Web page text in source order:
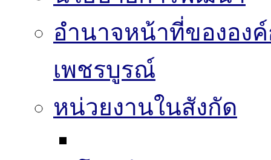
อำนาจหน้าที่ขององ
เพชรบูรณ์
หน่วยงานในสังกัด